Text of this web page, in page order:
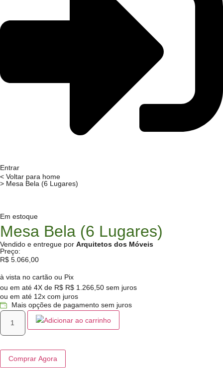
Entrar
< Voltar para home
> Mesa Bela (6 Lugares)
Em estoque
Mesa Bela (6 Lugares)
Vendido e entregue por Arquitetos dos Móveis
Preço:
R$ 5.066,00
à vista no cartão ou Pix
ou em até 4X de R$ R$ 1.266,50 sem juros
ou em até 12x com juros
Mais opções de pagamento sem juros
Adicionar ao carrinho
Comprar Agora